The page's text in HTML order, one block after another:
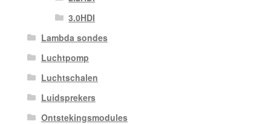
3.0HDI
Lambda sondes
Luchtpomp
Luchtschalen
Luidsprekers
Ontstekingsmodules